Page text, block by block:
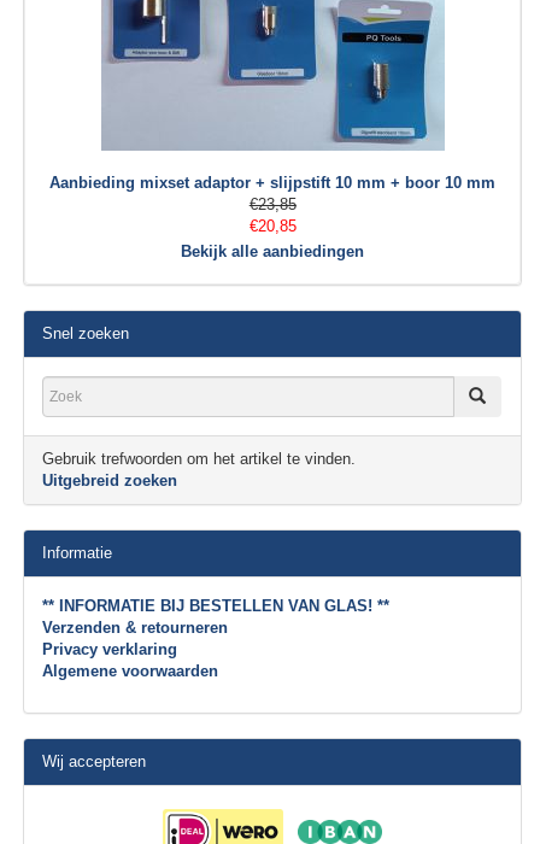
Aanbieding mixset adaptor + slijpstift 10 mm + boor 10 mm
€23,85
€20,85
Bekijk alle aanbiedingen
Snel zoeken
Gebruik trefwoorden om het artikel te vinden.
Uitgebreid zoeken
Informatie
** INFORMATIE BIJ BESTELLEN VAN GLAS! **
Verzenden & retourneren
Privacy verklaring
Algemene voorwaarden
Wij accepteren